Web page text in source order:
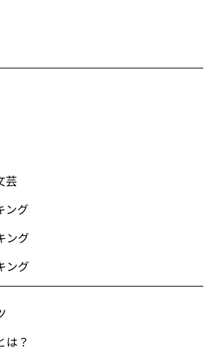
芸
ング
ング
ング
は？